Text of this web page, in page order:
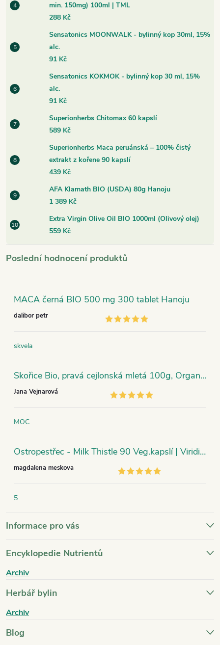
min. 150mg) 100ml | TML
288 Kč
Sensatonics MOONWALK - bylinný kop 30ml, 15%
alc.
91 Kč
Sensatonics KOKMOK - bylinný kop 30 ml, 15%
alc.
91 Kč
Superionherbs Chitomax 60 kapslí
589 Kč
Superionherbs Maca peruánská – 100% čistý
extrakt z kořene 90 kapslí
439 Kč
AFA Klamath BIO (USDA) 80g Hanoju
1 389 Kč
Extra Virgin Olive Oil BIO 1000ml (Olivový olej)
559 Kč
Poslední hodnocení produktů
MACA černá BIO 500 mg 300 tablet Hanoju
dalibor petr
skvela
Skořice Bio, pravá cejlonská mletá 100g, Organic India
Jana Vejnarová
MOC
Ostropestřec - Milk Thistle 90 Veg.kapslí | Viridian
magdalena meskova
5
Informace pro vás
Encyklopedie Nutrientů
Archiv
Herbář bylin
Archiv
Blog